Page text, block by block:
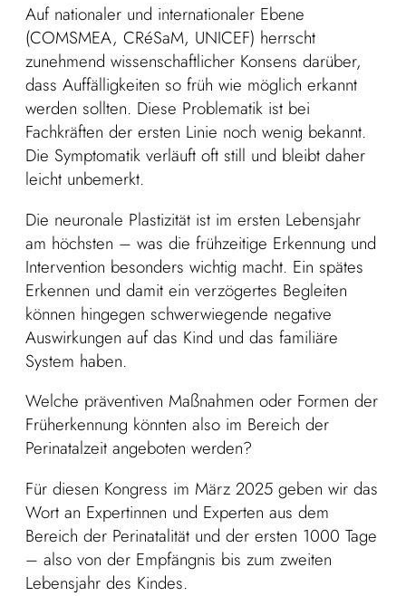
Auf nationaler und internationaler Ebene
(COMSMEA, CRéSaM, UNICEF) herrscht
zunehmend wissenschaftlicher Konsens darüber,
dass Auffälligkeiten so früh wie möglich erkannt
werden sollten. Diese Problematik ist bei
Fachkräften der ersten Linie noch wenig bekannt.
Die Symptomatik verläuft oft still und bleibt daher
leicht unbemerkt.
Die neuronale Plastizität ist im ersten Lebensjahr
am höchsten – was die frühzeitige Erkennung und
Intervention besonders wichtig macht. Ein spätes
Erkennen und damit ein verzögertes Begleiten
können hingegen schwerwiegende negative
Auswirkungen auf das Kind und das familiäre
System haben.
Welche präventiven Maßnahmen oder Formen der
Früherkennung könnten also im Bereich der
Perinatalzeit angeboten werden?
Für diesen Kongress im März 2025 geben wir das
Wort an Expertinnen und Experten aus dem
Bereich der Perinatalität und der ersten 1000 Tage
– also von der Empfängnis bis zum zweiten
Lebensjahr des Kindes.